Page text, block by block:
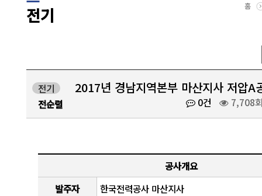
전기 홈
전기 2017년 경남지역본부 마산지사 저압A
전순렬 0건 7,708
공사개요
발주자
한국전력공사 마산지사